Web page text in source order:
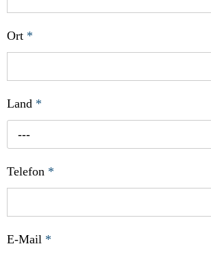
Ort *
Land *
---
Telefon *
E-Mail *